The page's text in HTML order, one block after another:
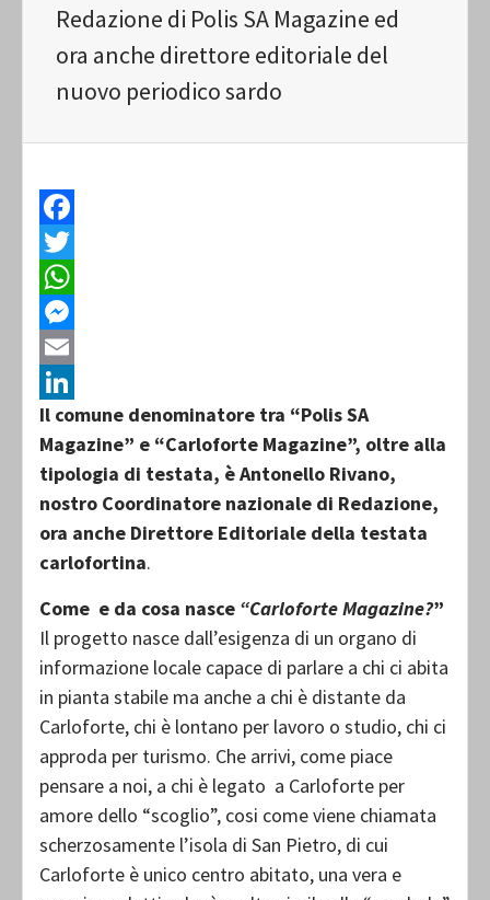
Redazione di Polis SA Magazine ed
ora anche direttore editoriale del
nuovo periodico sardo
Facebook
Twitter
WhatsApp
Messenger
Email
LinkedIn
Il comune denominatore tra “Polis SA
Magazine” e “Carloforte Magazine”, oltre alla
tipologia di testata, è Antonello Rivano,
nostro Coordinatore nazionale di Redazione,
ora anche Direttore Editoriale della testata
carlofortina.
Come e da cosa nasce “Carloforte Magazine?”
Il progetto nasce dall’esigenza di un organo di
informazione locale capace di parlare a chi ci abita
in pianta stabile ma anche a chi è distante da
Carloforte, chi è lontano per lavoro o studio, chi ci
approda per turismo. Che arrivi, come piace
pensare a noi, a chi è legato a Carloforte per
amore dello “scoglio”, cosi come viene chiamata
scherzosamente l’isola di San Pietro, di cui
Carloforte è unico centro abitato, una vera e